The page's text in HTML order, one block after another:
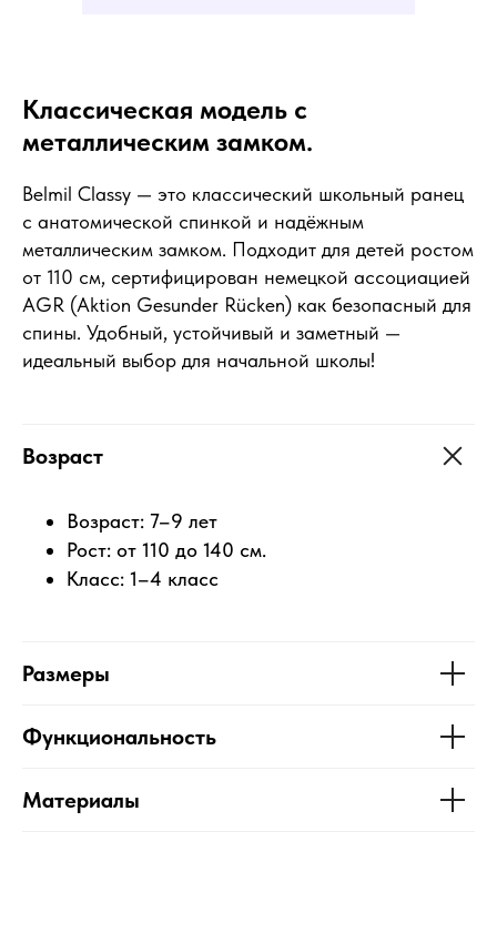
Классическая модель с
металлическим замком.
Belmil Classy — это классический школьный ранец
с анатомической спинкой и надёжным
металлическим замком. Подходит для детей ростом
от 110 см, сертифицирован немецкой ассоциацией
AGR (Aktion Gesunder Rücken) как безопасный для
спины. Удобный, устойчивый и заметный —
идеальный выбор для начальной школы!
Возраст
Возраст: 7–9 лет
Рост: от 110 до 140 см.
Класс: 1–4 класс
Размеры
Функциональность
Материалы